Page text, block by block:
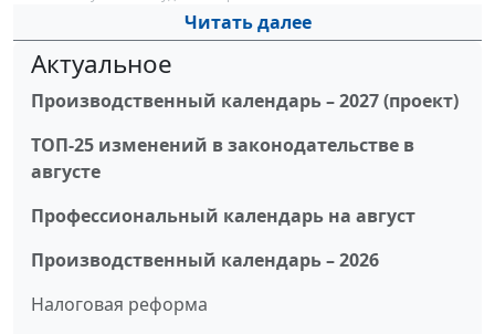
Читать далее
Актуальное
Производственный календарь – 2027 (проект)
ТОП-25 изменений в законодательстве в
августе
Профессиональный календарь на август
Производственный календарь – 2026
Налоговая реформа